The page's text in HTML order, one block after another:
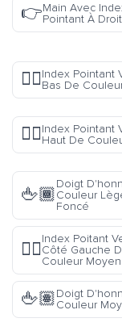
👉Main Avec
Pointant À
👇🏽Index Pointant
Bas De
☝🏻Index Pointant
Haut De
🖕🏾
Doigt
Couleur
Foncé
👈🏽
Index Poitant
Côté Gauche
Couleur Moyen
🖕🏽Doigt
Couleur